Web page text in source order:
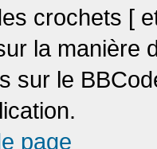
crochets [
la manière
sur le
page